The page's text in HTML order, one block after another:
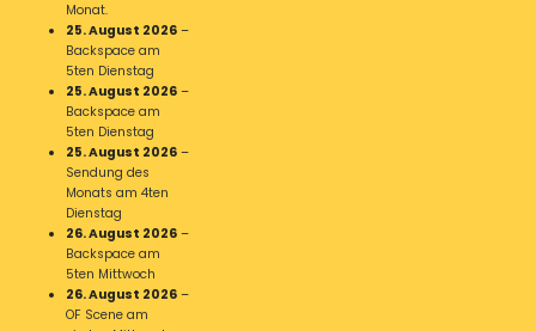
Monat.
25. August 2026 –
Backspace am
5ten Dienstag
25. August 2026 –
Backspace am
5ten Dienstag
25. August 2026 –
Sendung des
Monats am 4ten
Dienstag
26. August 2026 –
Backspace am
5ten Mittwoch
26. August 2026 –
OF Scene am